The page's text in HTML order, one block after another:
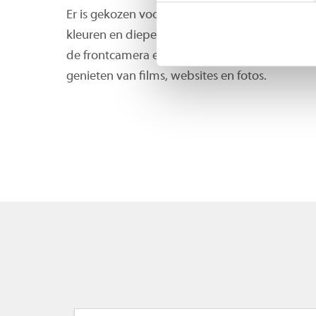
Er is gekozen voor een display van 5.8 inch
kleuren en dieper contrast. De inkeping aan
de frontcamera en sensoren voor Face ID-
genieten van films, websites en fotos.